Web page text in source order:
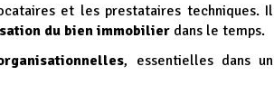
et les prestataires techniques. Il
du bien immobilier dans le temps.
, essentielles dans un